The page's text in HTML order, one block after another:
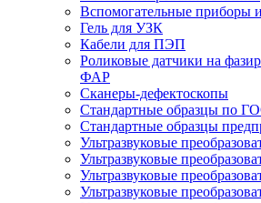
Вспомогательные приборы
Гель для УЗК
Кабели для ПЭП
Роликовые датчики на
ФАР
Сканеры-дефектоскопы
Стандартные образцы по
Стандартные образцы
Ультразвуковые
Ультразвуковые
Ультразвуковые
Ультразвуковые